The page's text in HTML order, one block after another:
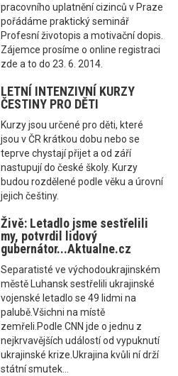
pracovního uplatnění cizinců v Praze
pořádáme praktický seminář
Profesní životopis a motivační dopis.
Zájemce prosíme o online registraci
zde a to do 23. 6. 2014.
LETNÍ INTENZIVNÍ KURZY
ČESTINY PRO DĚTI
Kurzy jsou určené pro děti, které
jsou v ČR krátkou dobu nebo se
teprve chystají přijet a od září
nastupují do české školy. Kurzy
budou rozdělené podle věku a úrovní
jejich češtiny.
Živě: Letadlo jsme sestřelili
my, potvrdil lidový
gubernátor...Aktualne.cz
Separatisté ve východoukrajinském
městě Luhansk sestřelili ukrajinské
vojenské letadlo se 49 lidmi na
palubě.Všichni na místě
zemřeli.Podle CNN jde o jednu z
nejkrvavějších událostí od vypuknutí
ukrajinské krize.Ukrajina kvůli ní drží
státní smutek...